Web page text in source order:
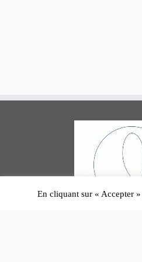
En cliquant sur « Accepter